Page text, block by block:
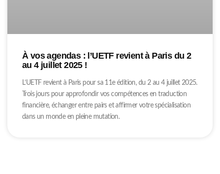
À vos agendas : l’UETF revient à Paris du 2
au 4 juillet 2025 !
L’UETF revient à Paris pour sa 11e édition, du 2 au 4 juillet 2025.
Trois jours pour approfondir vos compétences en traduction
financière, échanger entre pairs et affirmer votre spécialisation
dans un monde en pleine mutation.